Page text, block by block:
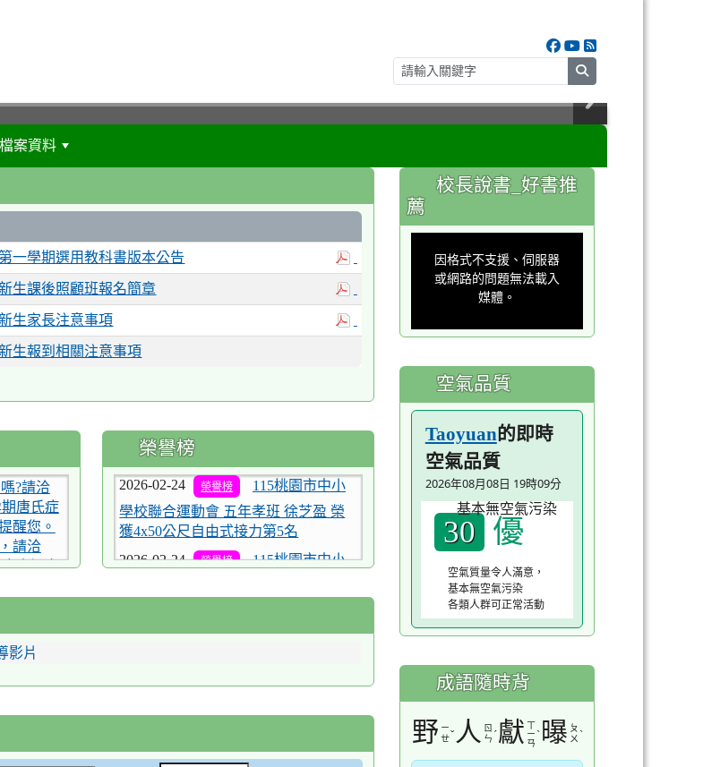
search
檔案資料
一學期選用教科書版本公告
生課後照顧班報名簡章
生家長注意事項
生報到相關注意事項
?請洽
唐氏症
醒您。
請洽
幸福家
來路不
您。
力女超
會於桃
榮譽榜
2026-02-24 榮譽榜
115桃園市中小
學校聯合運動會 五年孝班 徐芝盈 榮
獲4x50公尺自由式接力第5名
榮譽榜
獲50公尺自由式第7名、4x50公尺混合
4名
學校聯合運動會 五年義班 涂竣程 榮
2026-02-24
榮譽榜
115桃園市中小
:::
校長說書_好書推
薦
modal
window.
因格式不支援、伺服器
或網路的問題無法載入
媒體。
空氣品質
Taoyuan的即時
空氣品質
2026年08月08日 19時09分
30 優
空氣質量令人滿意，
基本無空氣污染
各類人群可正常活動
成語隨時背
野 ㄧ
ㄝˇ 人
ㄖ
ㄣ ˊ獻 ㄒ
ㄧ
ㄢ
ˋ 曝 ㄆ
ㄨ ˋ